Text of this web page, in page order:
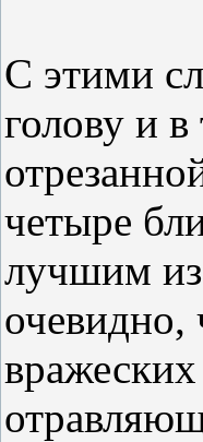
С этими
голову и в
четыре
лучшим из
очевидно,